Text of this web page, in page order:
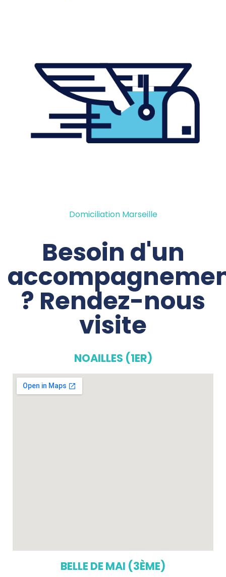
Domiciliation Marseille
Besoin d'un
? Rendez-nous
visite
NOAILLES (1ER)
BELLE DE MAI (3ÈME)